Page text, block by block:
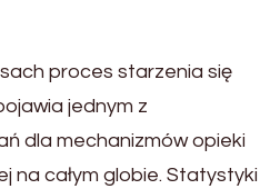
proces starzenia się
jednym z
dla mechanizmów opieki
na całym globie. Statystyki